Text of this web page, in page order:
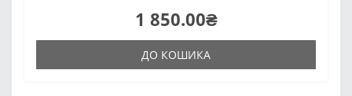
1 850.00₴
ДО КОШИКА